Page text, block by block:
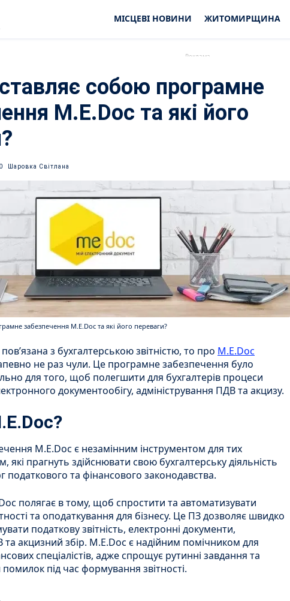
МІСЦЕВІ НОВИНИ ЖИТОМИРЩИНА
собою програмне
M.E.Doc та які його
Шаровка Світлана
забезпечення M.E.Doc та які його переваги?
з бухгалтерською звітністю, то про M.E.Doc
не раз чули. Це програмне забезпечення було
для того, щоб полегшити для бухгалтерів процеси
документообігу, адміністрування ПДВ та акцизу.
M.E.Doc є незамінним інструментом для тих
які прагнуть здійснювати свою бухгалтерську діяльність
податкового та фінансового законодавства.
полягає в тому, щоб спростити та автоматизувати
та оподаткування для бізнесу. Це ПЗ дозволяє швидко
податкову звітність, електронні документи,
та акцизний збір. M.E.Doc є надійним помічником для
спеціалістів, адже спрощує рутинні завдання та
під час формування звітності.